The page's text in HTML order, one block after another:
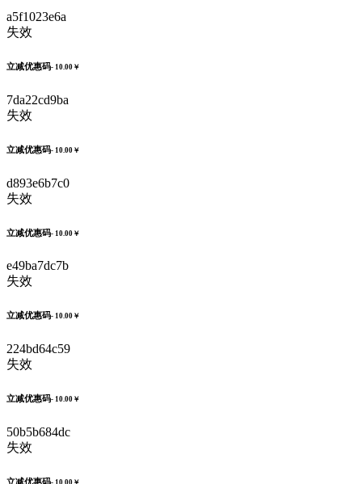
a5f1023e6a
失效
立减优惠码- 10.00￥
7da22cd9ba
失效
立减优惠码- 10.00￥
d893e6b7c0
失效
立减优惠码- 10.00￥
e49ba7dc7b
失效
立减优惠码- 10.00￥
224bd64c59
失效
立减优惠码- 10.00￥
50b5b684dc
失效
立减优惠码